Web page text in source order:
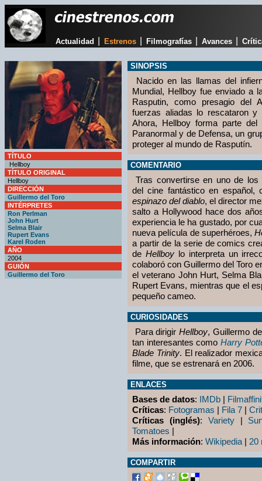
Actualidad Estrenos Filmografías Avances
TÍTULO
Hellboy
TÍTULO ORIGINAL
Hellboy
DIRECCIÓN
Guillermo del Toro
INTÉRPRETES
Ron Perlman
John Hurt
Selma Blair
Rupert Evans
Karel Roden
AÑO
2004
GUIÓN
Guillermo del Toro
SINOPSIS
Nacido en las llamas del
Mundial, Hellboy fue enviado a
Rasputin, como presagio del
fuerzas aliadas lo rescataron
Ahora, Hellboy forma parte
Paranormal y de Defensa, un
proteger al mundo de Rasputín.
COMENTARIO
Tras convertirse en uno de los
del cine fantástico en
espinazo del diablo, el director
salto a Hollywood hace dos
experiencia le ha gustado, por
nueva película de superhéroes,
a partir de la serie de comics
de Hellboylo interpreta un
colaboró con Guillermo del Toro
el veterano John Hurt, Selma
Rupert Evans, mientras que el
pequeño cameo.
CURIOSIDADES
Para dirigirHellboy, Guillermo
tan interesantes comoHarry
Blade Trinity. El realizador
filme, que se estrenará en 2006.
ENLACES
Bases de datos: IMDb |
Críticas: Fotogramas | Fila 7 |
Críticas (inglés): Variety|
Tomatoes |
Más información: Wikipedia | 20
COMPARTIR